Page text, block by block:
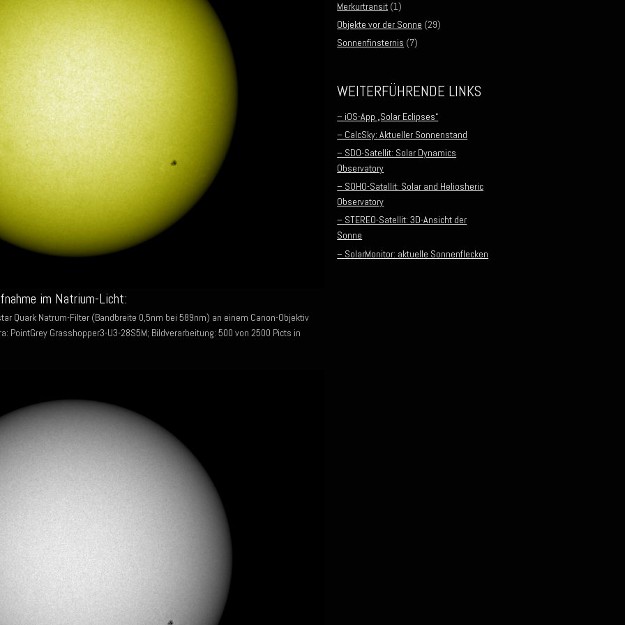
im Natrium-Licht:
Quark Natrum-Filter (Bandbreite 0,5nm bei 589nm) an einem Canon-Objektiv
PointGrey Grasshopper3-U3-28S5M; Bildverarbeitung: 500 von 2500 Picts in
Merkurtransit (1)
Objekte vor der Sonne (29)
Sonnenfinsternis (7)
WEITERFÜHRENDE LINKS
– iOS-App „Solar Eclipses“
– CalcSky: Aktueller Sonnenstand
– SDO-Satellit: Solar Dynamics
Observatory
– SOHO-Satellit: Solar and Heliosheric
Observatory
– STEREO-Satellit: 3D-Ansicht der
Sonne
– SolarMonitor: aktuelle Sonnenflecken